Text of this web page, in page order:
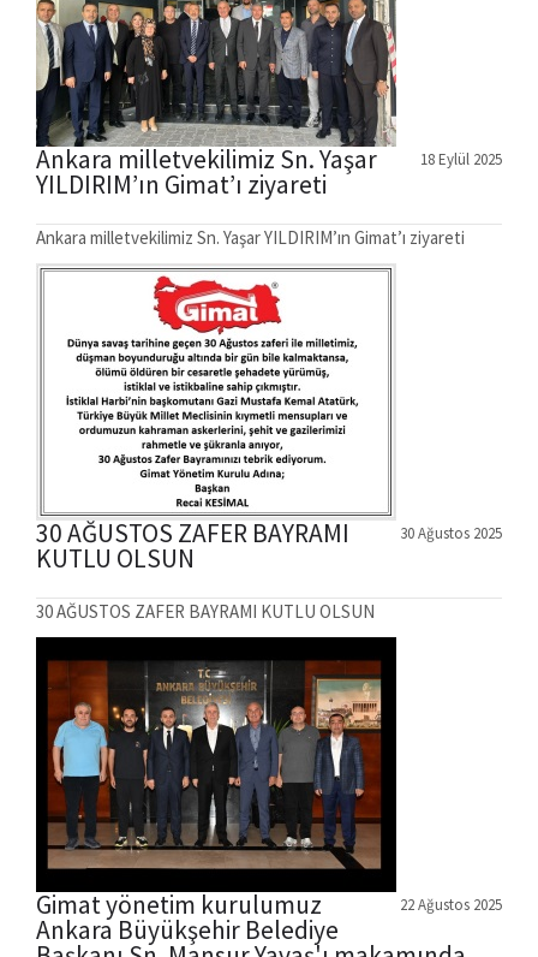
18 Eylül 2025
Ankara milletvekilimiz Sn. Yaşar
YILDIRIM’ın Gimat’ı ziyareti
Ankara milletvekilimiz Sn. Yaşar YILDIRIM’ın Gimat’ı ziyareti
30 Ağustos 2025
30 AĞUSTOS ZAFER BAYRAMI
KUTLU OLSUN
30 AĞUSTOS ZAFER BAYRAMI KUTLU OLSUN
22 Ağustos 2025
Gimat yönetim kurulumuz
Ankara Büyükşehir Belediye